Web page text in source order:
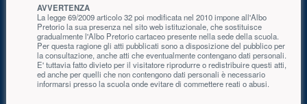
AVVERTENZA
La legge 69/2009 articolo 32 poi modificata nel 2010 impone all'Albo
Pretorio la sua presenza nel sito web istituzionale, che sostituisce
gradualmente l'Albo Pretorio cartaceo presente nella sede della scuola.
Per questa ragione gli atti pubblicati sono a disposizione del pubblico per
la consultazione, anche atti che eventualmente contengano dati personali.
E' tuttavia fatto divieto per il visitatore riprodurre o redistribuire questi atti,
ed anche per quelli che non contengono dati personali è necessario
informarsi presso la scuola onde evitare di commettere reati o abusi.